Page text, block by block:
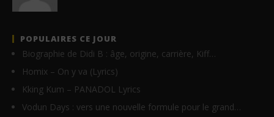
POPULAIRES CE JOUR
Biographie de Didi B : âge, origine, carrière, Kiff…
Homix – On y va (Lyrics)
Kking Kum – PANADOL Lyrics
Vodun Days : vers une nouvelle formule pour le grand…